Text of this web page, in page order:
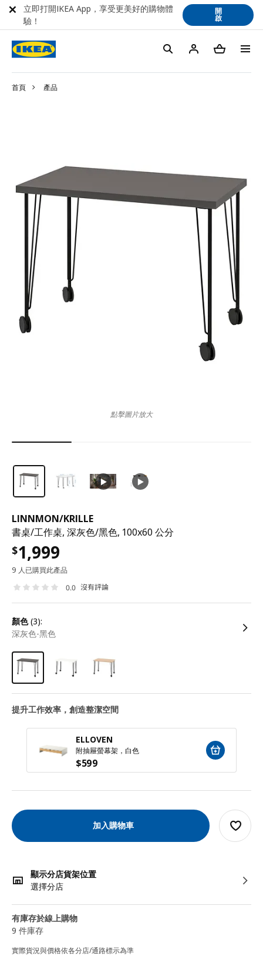
首頁 產品
LINNMON/KRILLE
書桌/工作桌, 深灰色/黑色, 100x60 公分
$1,999
9 人已購買此產品
0.0 沒有評論
顏色(3):
深灰色-黑色
提升工作效率，創造整潔空間
ELLOVEN
附抽屜螢幕架，白色
$599
加入購物車
顯示分店貨架位置
選擇分店
有庫存於線上購物
9 件庫存
實際貨況與價格依各分店/通路標示為準
點擊圖片放大
立即打開IKEA App，享受更美好的購物體
驗！
開
啟